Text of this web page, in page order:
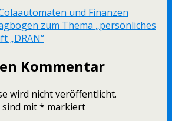
und Finanzen
zum Thema „persönliches
„DRAN“
Kommentar
wird nicht veröffentlicht.
sind mit* markiert